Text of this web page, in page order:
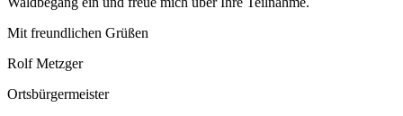
Mit freundlichen Grüßen
Rolf Metzger
Ortsbürgermeister